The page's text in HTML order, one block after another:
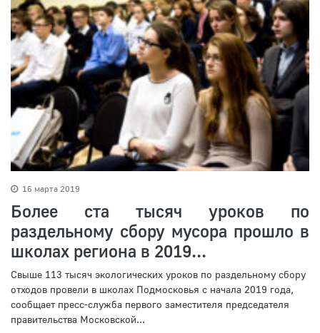
16 марта 2019
Более ста тысяч уроков по
раздельному сбору мусора прошло в
школах региона в 2019...
Свыше 113 тысяч экологических уроков по раздельному сбору
отходов провели в школах Подмосковья с начала 2019 года,
сообщает пресс-служба первого заместителя председателя
правительства Московской...